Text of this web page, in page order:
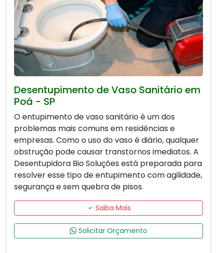
Desentupimento de Vaso Sanitário em
Poá - SP
O entupimento de vaso sanitário é um dos
problemas mais comuns em residências e
empresas. Como o uso do vaso é diário, qualquer
obstrução pode causar transtornos imediatos. A
Desentupidora Bio Soluções está preparada para
resolver esse tipo de entupimento com agilidade,
segurança e sem quebra de pisos.
Saiba Mais
Solicitar Orçamento